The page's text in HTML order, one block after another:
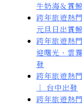
牛奶海＆賞鯨
跨年旅遊熱
元旦日出賞
跨年旅遊熱
迎曙光、雲
發
跨年旅遊熱
｜ 台中出發
跨年旅遊熱